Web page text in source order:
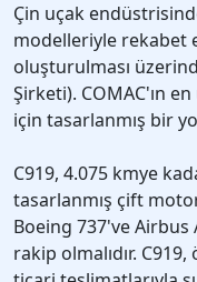
Çin uçak
modelleriyle rekabet
oluşturulması
Şirketi). COMAC'ın
için tasarlanmış bir
C919, 4.075 kmye
tasarlanmış çift
Boeing 737've
rakip olmalıdır.